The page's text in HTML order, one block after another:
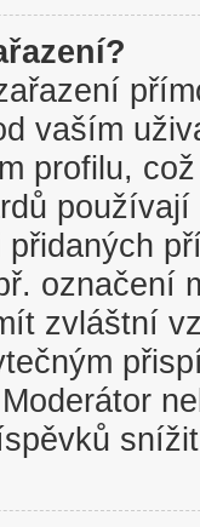
vaším
profilu,
označení
zvláštní